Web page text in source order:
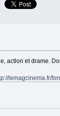
action et drame.
lemagcinema.fr/